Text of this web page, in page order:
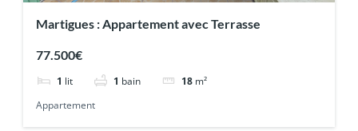
Martigues : Appartement avec Terrasse
77.500€
1 lit 1 bain 18 m²
Appartement